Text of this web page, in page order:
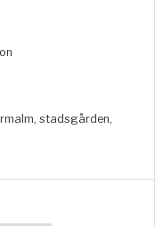
stadsgården,